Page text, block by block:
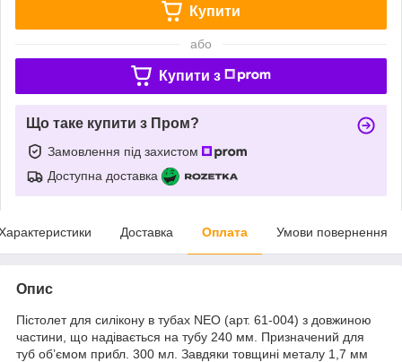
Купити
або
Купити з
Що таке купити з Пром?
Замовлення під захистом
Доступна доставка
Доставка Оплата Умови повернення
Опис
Пістолет для силікону в тубах NEO (арт. 61-004) з довжиною
частини, що надівається на тубу 240 мм. Призначений для
туб об’ємом прибл. 300 мл. Завдяки товщині металу 1,7 мм